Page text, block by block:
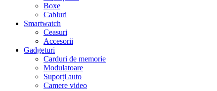
Boxe
Cabluri
Smartwatch
Ceasuri
Accesorii
Gadgeturi
Carduri de memorie
Modulatoare
Suporți auto
Camere video